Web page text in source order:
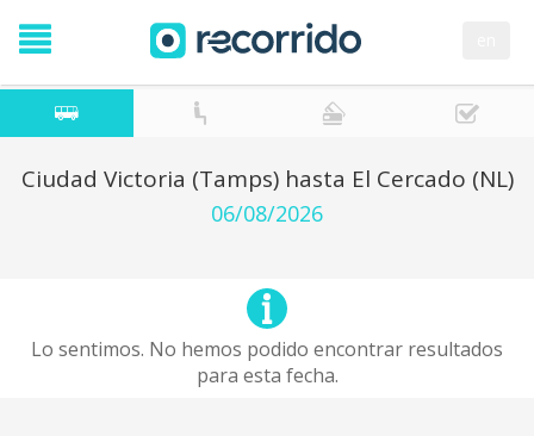
Ciudad Victoria (Tamps) hasta El Cercado (NL)
06/08/2026
Lo sentimos. No hemos podido encontrar resultados
para esta fecha.